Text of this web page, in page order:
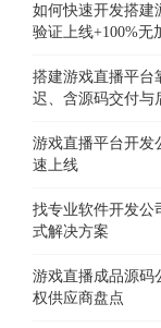
如何快速开发搭建
验证上线+100%无
搭建游戏直播平台
迟、含源码交付与
游戏直播平台开发
速上线
找专业软件开发公
式解决方案
游戏直播成品源码
权供应商盘点